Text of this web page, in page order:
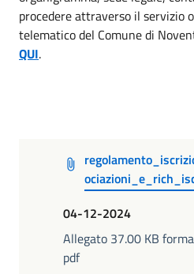
procedere attraverso il servizio
telematico del Comune di
QUI.
04-12-2024
Allegato 37.00 KB
pdf